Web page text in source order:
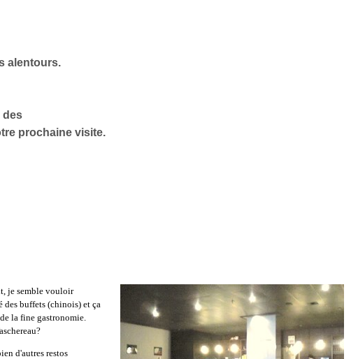
alentours.
des
prochaine visite.
je semble vouloir
des buffets (chinois) et ça
la fine gastronomie.
d'autres restos